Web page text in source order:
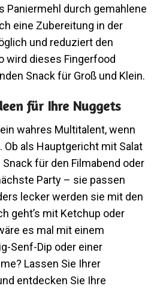
Paniermehl durch gemahlene
eine Zubereitung in der
und reduziert den
wird dieses Fingerfood
Snack für Groß und Klein.
für Ihre Nuggets
wahres Multitalent, wenn
als Hauptgericht mit Salat
für den Filmabend oder
Party – sie passen
lecker werden sie mit den
geht’s mit Ketchup oder
es mal mit einem
Senf-Dip oder einer
Lassen Sie Ihrer
entdecken Sie Ihre